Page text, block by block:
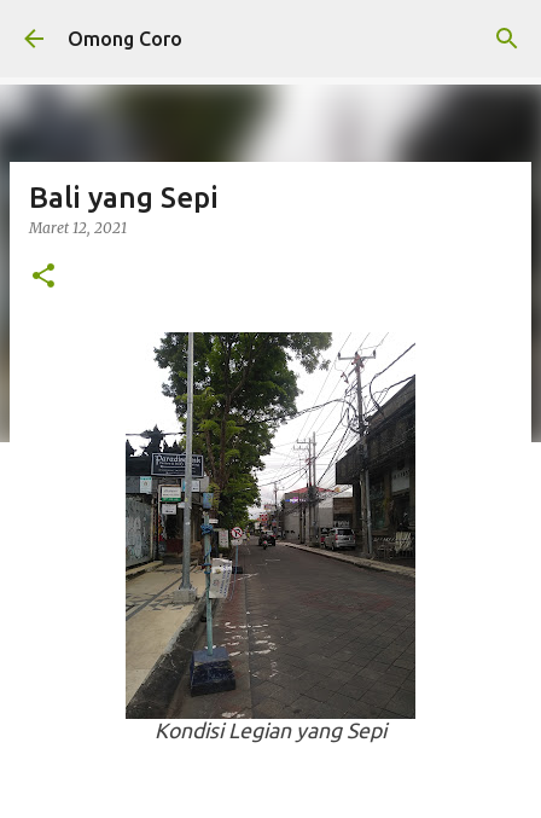
Langsung ke konten utama
Omong Coro
Bali yang Sepi
Maret 12, 2021
Kondisi Legian yang Sepi